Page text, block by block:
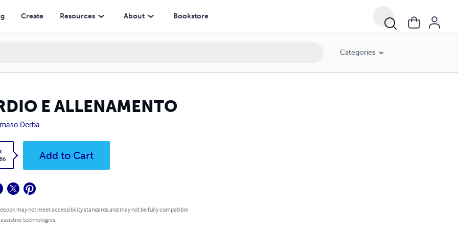
Create Resources About Bookstore
Categories
E ALLENAMENTO
Derba
Add to Cart
may not meet accessibility standards and may not be fully compatible
technologies.